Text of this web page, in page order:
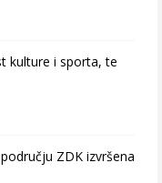
kulture i sporta, te
ZDK izvršena